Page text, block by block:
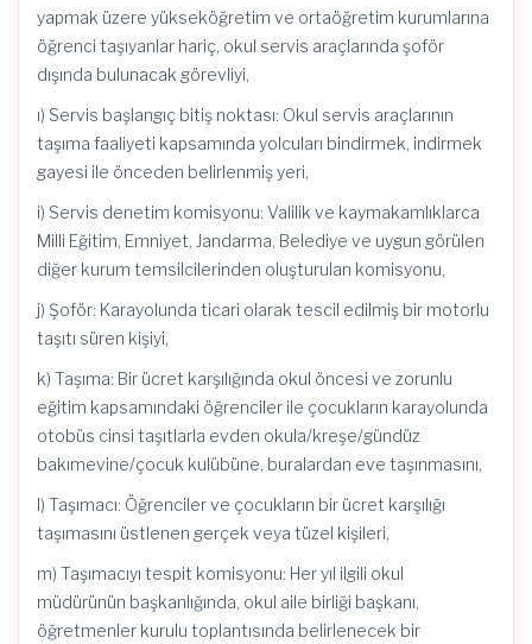
yapmak üzere yükseköğretim ve ortaöğretim kurumlarına
öğrenci taşıyanlar hariç, okul servis araçlarında şoför
dışında bulunacak görevliyi,
ı) Servis başlangıç bitiş noktası: Okul servis araçlarının
taşıma faaliyeti kapsamında yolcuları bindirmek, indirmek
gayesi ile önceden belirlenmiş yeri,
i) Servis denetim komisyonu: Valilik ve kaymakamlıklarca
Milli Eğitim, Emniyet, Jandarma, Belediye ve uygun görülen
diğer kurum temsilcilerinden oluşturulan komisyonu,
j) Şoför: Karayolunda ticari olarak tescil edilmiş bir motorlu
taşıtı süren kişiyi,
k) Taşıma: Bir ücret karşılığında okul öncesi ve zorunlu
eğitim kapsamındaki öğrenciler ile çocukların karayolunda
otobüs cinsi taşıtlarla evden okula/kreşe/gündüz
bakımevine/çocuk kulübüne, buralardan eve taşınmasını,
l) Taşımacı: Öğrenciler ve çocukların bir ücret karşılığı
taşımasını üstlenen gerçek veya tüzel kişileri,
m) Taşımacıyı tespit komisyonu: Her yıl ilgili okul
müdürünün başkanlığında, okul aile birliği başkanı,
öğretmenler kurulu toplantısında belirlenecek bir